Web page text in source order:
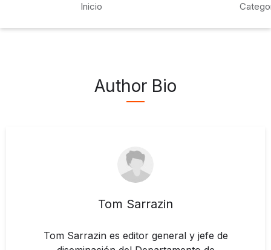
Inicio
Author Bio
Tom Sarrazin
Tom Sarrazin es editor general y jefe de